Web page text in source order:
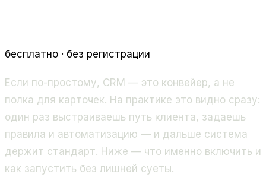
бесплатно · без регистрации
Если по-простому, CRM — это конвейер, а не
полка для карточек. На практике это видно сразу:
один раз выстраиваешь путь клиента, задаешь
правила и автоматизацию — и дальше система
держит стандарт. Ниже — что именно включить и
как запустить без лишней суеты.